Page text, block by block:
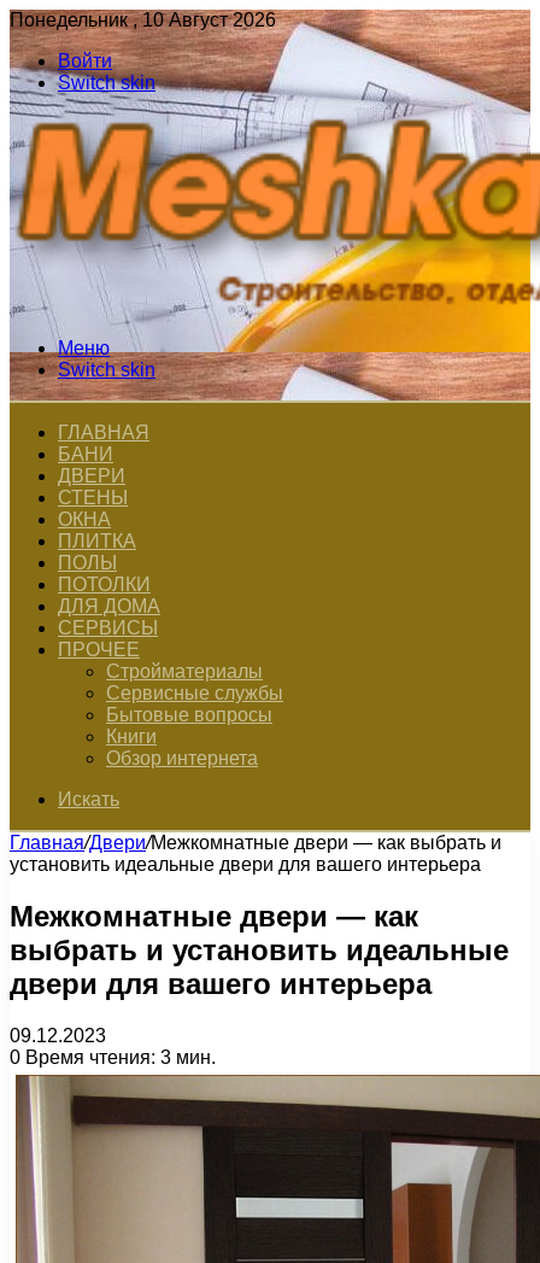
Понедельник , 10 Август 2026
Войти
Switch skin
Меню
Switch skin
ГЛАВНАЯ
БАНИ
ДВЕРИ
СТЕНЫ
ОКНА
ПЛИТКА
ПОЛЫ
ПОТОЛКИ
ДЛЯ ДОМА
СЕРВИСЫ
ПРОЧЕЕ
Стройматериалы
Сервисные службы
Бытовые вопросы
Книги
Обзор интернета
Искать
Главная/Двери/Межкомнатные двери — как выбрать и
установить идеальные двери для вашего интерьера
Межкомнатные двери — как
выбрать и установить идеальные
двери для вашего интерьера
09.12.2023
0 Время чтения: 3 мин.